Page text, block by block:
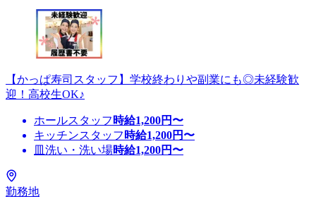
【かっぱ寿司スタッフ】学校終わりや副業にも◎未経験歓
迎！高校生OK♪
ホールスタッフ 時給1,200円〜
キッチンスタッフ 時給1,200円〜
皿洗い・洗い場時給1,200円〜
勤務地